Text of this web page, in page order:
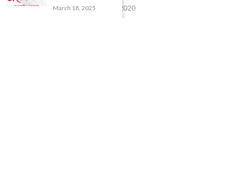
May 26, 2020
March 18, 2025